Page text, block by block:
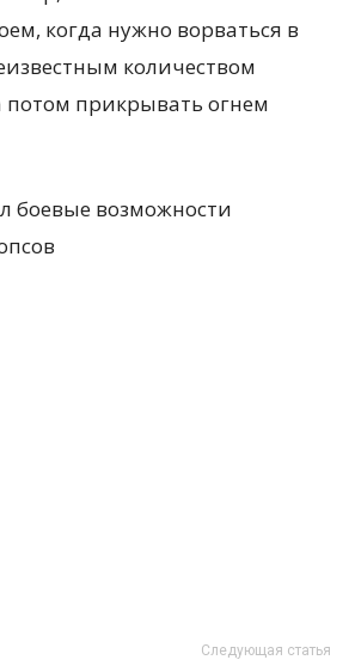
когда нужно ворваться в
количеством
потом прикрывать огнем
Следующая статья